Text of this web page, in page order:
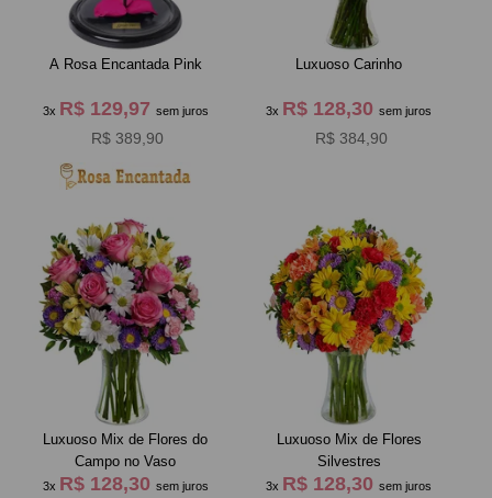
A Rosa Encantada Pink
3x R$ 129,97 sem juros
R$ 389,90
Luxuoso Carinho
3x R$ 128,30sem juros
R$ 384,90
Luxuoso Mix de Flores do
Campo no Vaso
3x R$ 128,30 sem juros
Luxuoso Mix de Flores
Silvestres
3x R$ 128,30sem juros